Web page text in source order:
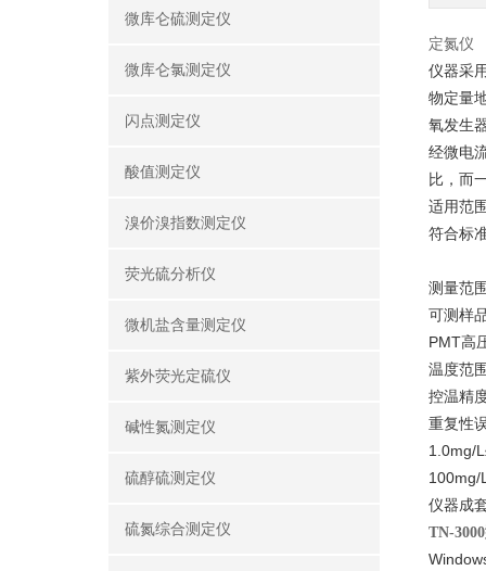
微库仑硫测定仪
微库仑氯测定仪
闪点测定仪
酸值测定仪
溴价溴指数测定仪
荧光硫分析仪
微机盐含量测定仪
紫外荧光定硫仪
碱性氮测定仪
硫醇硫测定仪
硫氮综合测定仪
定氮仪
仪器采
物定量
氧发生
经微电
比，而
适用范
符合标
测量范
可测样
PMT高
温度范
控温精
重复性
1.0mg/
100mg/
仪器成
TN-